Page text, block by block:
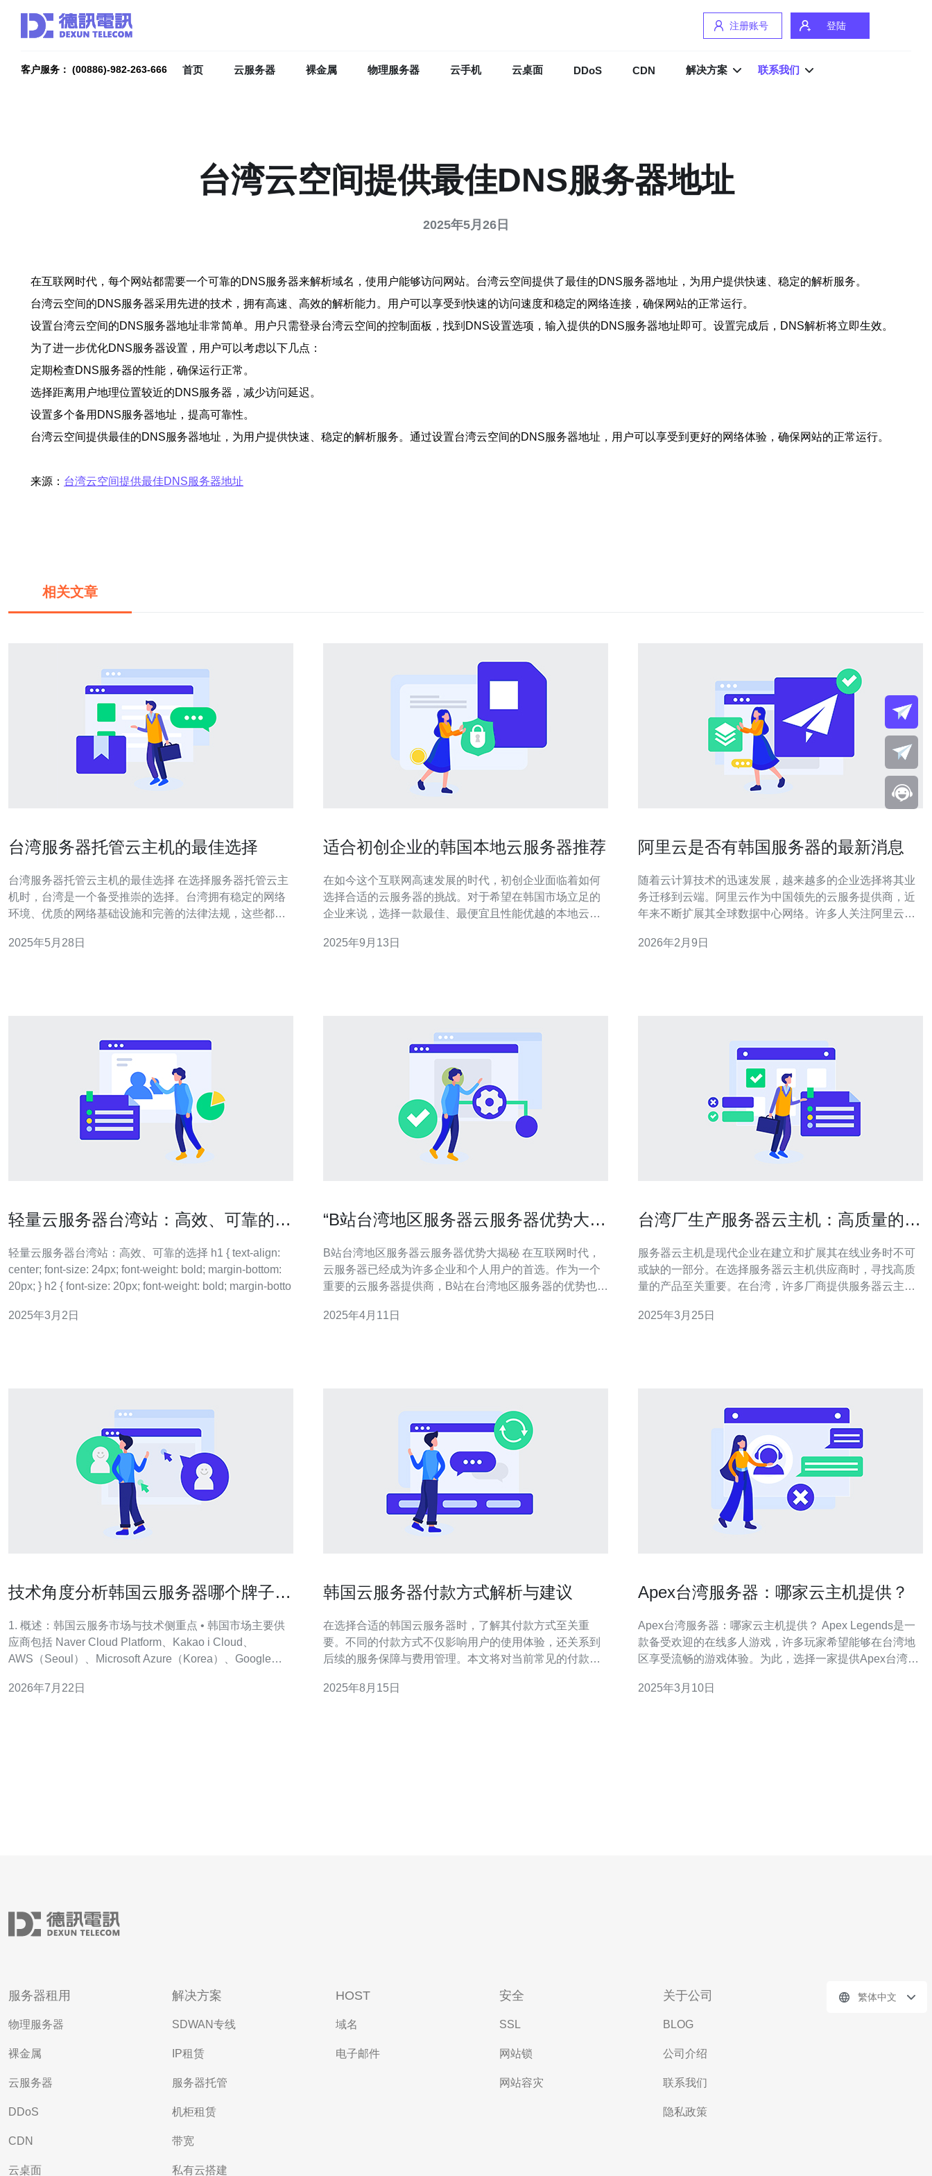
注册账号 登陆
客户服务： (00886)-982-263-666 首页 云服务器 裸金属 物理服务器 云手机 云桌面 DDoS CDN 解决方案 联系我们
台湾云空间提供最佳DNS服务器地址
2025年5月26日
在互联网时代，每个网站都需要一个可靠的DNS服务器来解析域名，使用户能够访问网站。台湾云空间提供了最佳的DNS服务器地址，为用户提供快速、稳定的解析服务。
台湾云空间的DNS服务器采用先进的技术，拥有高速、高效的解析能力。用户可以享受到快速的访问速度和稳定的网络连接，确保网站的正常运行。
设置台湾云空间的DNS服务器地址非常简单。用户只需登录台湾云空间的控制面板，找到DNS设置选项，输入提供的DNS服务器地址即可。设置完成后，DNS解析将立即生效。
为了进一步优化DNS服务器设置，用户可以考虑以下几点：
定期检查DNS服务器的性能，确保运行正常。
选择距离用户地理位置较近的DNS服务器，减少访问延迟。
设置多个备用DNS服务器地址，提高可靠性。
台湾云空间提供最佳的DNS服务器地址，为用户提供快速、稳定的解析服务。通过设置台湾云空间的DNS服务器地址，用户可以享受到更好的网络体验，确保网站的正常运行。
来源： 台湾云空间提供最佳DNS服务器地址
相关文章
台湾服务器托管云主机的最佳选择
台湾服务器托管云主机的最佳选择 在选择服务器托管云主
机时，台湾是一个备受推崇的选择。台湾拥有稳定的网络
环境、优质的网络基础设施和完善的法律法规，这些都是
网基础设施，网络速度快、稳定性高，适合
2025年5月28日
适合初创企业的韩国本地云服务器推荐
在如今这个互联网高速发展的时代，初创企业面临着如何
选择合适的云服务器的挑战。对于希望在韩国市场立足的
企业来说，选择一款最佳、最便宜且性能优越的本地云服
本地云服务器，帮助您在众多选择中找到最适合您的方
2025年9月13日
阿里云是否有韩国服务器的最新消息
随着云计算技术的迅速发展，越来越多的企业选择将其业
务迁移到云端。阿里云作为中国领先的云服务提供商，近
年来不断扩展其全球数据中心网络。许多人关注阿里云在
新消息及相关信息。 阿里云在韩国是否有服务器？ 根据最
2026年2月9日
轻量云服务器台湾站：高效、可靠的选
轻量云服务器台湾站：高效、可靠的选择 h1 { text-align:
center; font-size: 24px; font-weight: bold; margin-bottom:
20px; } h2 { font-size: 20px; font-weight: bold; margin-botto
2025年3月2日
“B站台湾地区服务器云服务器优势大揭
B站台湾地区服务器云服务器优势大揭秘 在互联网时代，
云服务器已经成为许多企业和个人用户的首选。作为一个
重要的云服务器提供商，B站在台湾地区服务器的优势也不
并为您详细介绍。 B站台湾地区服务器采用了先进的网络
2025年4月11日
台湾厂生产服务器云主机：高质量的选
服务器云主机是现代企业在建立和扩展其在线业务时不可
或缺的一部分。在选择服务器云主机供应商时，寻找高质
量的产品至关重要。在台湾，许多厂商提供服务器云主
商生产的服务器云主机经过严格的质量控制和测试，以确
2025年3月25日
技术角度分析韩国云服务器哪个牌子好
1. 概述：韩国云服务市场与技术侧重点 • 韩国市场主要供
应商包括 Naver Cloud Platform、Kakao i Cloud、
AWS（Seoul）、Microsoft Azure（Korea）、Google
重：本地厂商侧重国内网络优化与本地合规，国际厂商
2026年7月22日
韩国云服务器付款方式解析与建议
在选择合适的韩国云服务器时，了解其付款方式至关重
要。不同的付款方式不仅影响用户的使用体验，还关系到
后续的服务保障与费用管理。本文将对当前常见的付款方
供商，帮助用户实现高效、便捷的服务器购买体验。 常见
2025年8月15日
Apex台湾服务器：哪家云主机提供？
Apex台湾服务器：哪家云主机提供？ Apex Legends是一
款备受欢迎的在线多人游戏，许多玩家希望能够在台湾地
区享受流畅的游戏体验。为此，选择一家提供Apex台湾服
器供应商时，有几个关键标准需要考虑：
2025年3月10日
服务器租用
物理服务器
裸金属
云服务器
DDoS
CDN
云桌面
解决方案
SDWAN专线
IP租赁
服务器托管
机柜租赁
带宽
私有云搭建
HOST
域名
电子邮件
安全
SSL
网站锁
网站容灾
关于公司
BLOG
公司介绍
联系我们
隐私政策
繁体中文